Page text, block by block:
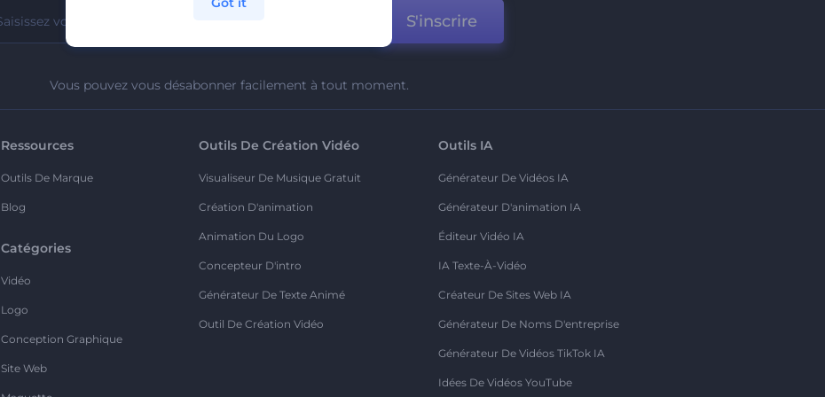
S'inscrire
Vous pouvez vous désabonner facilement à tout moment.
Ressources
Outils De Marque
Blog
Catégories
Vidéo
Logo
Conception Graphique
Site Web
Outils De Création Vidéo
Visualiseur De Musique Gratuit
Création D'animation
Animation Du Logo
Concepteur D'intro
Générateur De Texte Animé
Outil De Création Vidéo
Outils IA
Générateur De Vidéos IA
Générateur D'animation IA
Éditeur Vidéo IA
IA Texte-À-Vidéo
Créateur De Sites Web IA
Générateur De Noms D'entreprise
Générateur De Vidéos TikTok IA
Idées De Vidéos YouTube